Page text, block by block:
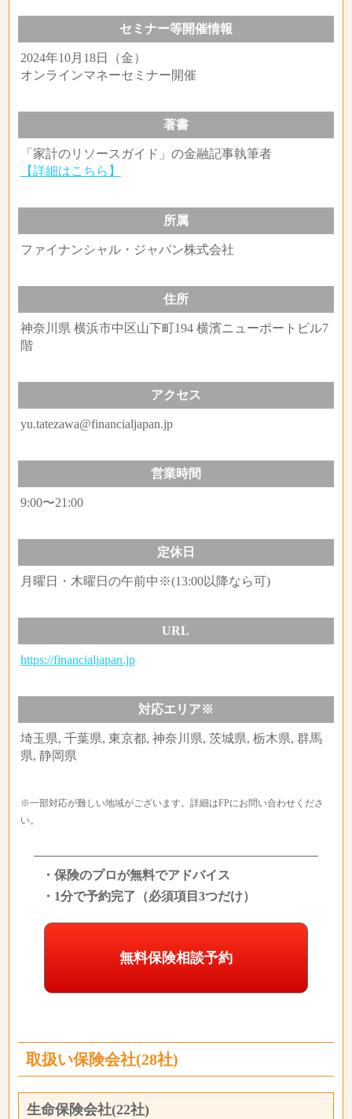
セミナー等開催情報
2024年10月18日（金）
オンラインマネーセミナー開催
著書
「家計のリソースガイド」の金融記事執筆者
【詳細はこちら】
所属
ファイナンシャル・ジャパン株式会社
住所
神奈川県 横浜市中区山下町194 横濱ニューポートビル7
階
アクセス
yu.tatezawa@financialjapan.jp
営業時間
9:00〜21:00
定休日
月曜日・木曜日の午前中※(13:00以降なら可)
URL
https://financialjapan.jp
対応エリア※
埼玉県, 千葉県, 東京都, 神奈川県, 茨城県, 栃木県, 群馬
県, 静岡県
※一部対応が難しい地域がございます。詳細はFPにお問い合わせくださ
い。
・保険のプロが無料でアドバイス
・1分で予約完了（必須項目3つだけ）
無料保険相談予約
取扱い保険会社(28社)
生命保険会社(22社)